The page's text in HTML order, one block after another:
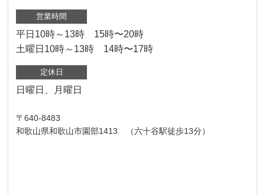
営業時間
平日10時～13時 15時〜20時
土曜日10時～13時 14時〜17時
定休日
日曜日、月曜日
〒640-8483
和歌山県和歌山市園部1413 （六十谷駅徒歩13分）